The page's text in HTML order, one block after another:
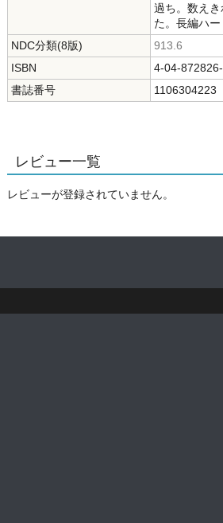
過ち。数え
た。長編ハ
NDC分類(8版)
913.6
ISBN
4-04-872826-
書誌番号
1106304223
レビュー一覧
レビューが登録されていません。